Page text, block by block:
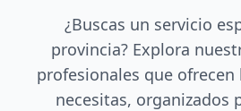
¿Buscas un servicio
provincia? Explora
profesionales que ofrecen
necesitas, organizados